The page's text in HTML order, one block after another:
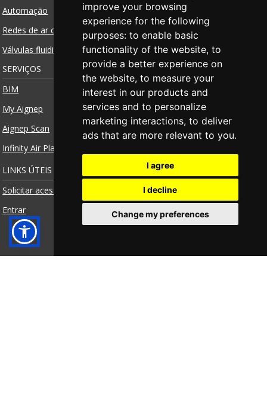
improve your browsing
experience for the following
purposes: to enable basic
functionality of the website, to
provide a better experience on
the website, to measure your
interest in our products and
services and to personalize
marketing interactions, to deliver
ads that are more relevant to you.
I agree
I decline
Change my preferences
Automação
Redes de ar comprimido
Válvulas fluidity
SERVIÇOS
BIM
My Aignep
Aignep Scan
Infinity Air Planner
LINKS ÚTEIS
Solicitar acesso
Entrar